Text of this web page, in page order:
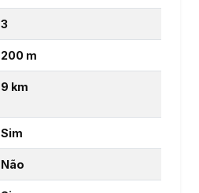
3
200 m
9 km
Sim
Não